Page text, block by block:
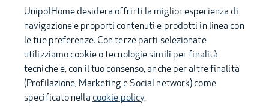
UnipolHome S.p.A. - Sede Legale: via Stalingrado, 37 - 40128 Bologna (Italia) -
unipolhome@pec.unipol.it - Capitale sociale i.v. Euro 200.000,00 - Registro
561997
Parte del gruppo
UnipolHome desidera offrirti la miglior esperienza di
navigazione e proporti contenuti e prodotti in linea con
le tue preferenze. Con terze parti selezionate
utilizziamo cookie o tecnologie simili per finalità
tecniche e, con il tuo consenso, anche per altre finalità
(Profilazione, Marketing e Social network) come
specificato nella cookie policy.